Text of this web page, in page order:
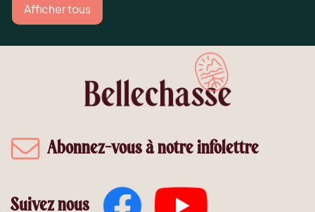
Afficher tous
Abonnez-vous à notre infolettre
Suivez nous